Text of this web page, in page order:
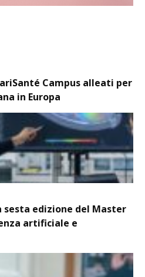
Campus alleati per
in Europa
sesta edizione del Master
artificiale e